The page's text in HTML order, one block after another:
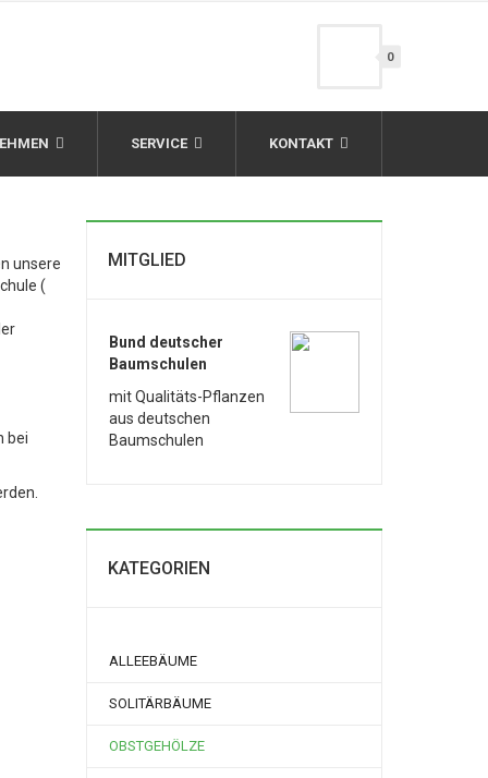
0
SERVICE KONTAKT
unsere
(
bei
MITGLIED
Bund deutscher
Baumschulen
mit Qualitäts-Pflanzen
aus deutschen
Baumschulen
KATEGORIEN
ALLEEBÄUME
SOLITÄRBÄUME
OBSTGEHÖLZE